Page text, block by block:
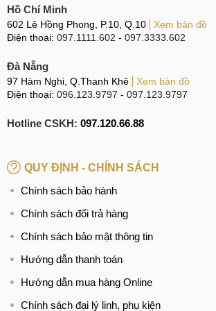
B1:Tiếp nhận
Nhân viên cửa hàng đón khách, tiếp nhận
nghe tình trạng hư hỏng mà khách hàng
Kỹ thuật viên kiểm tra cụ thể máy để xác
thông tin. Khi nhận được sự đồng ý từ
viên sẽ tiến hành thay, sửa camera
Báo giá dịch vụ
Hồ Chí Minh
602 Lê Hồng Phong, P.10, Q.10
Xem bản đồ
Điện thoại: 097.1111.602 - 097.3333.602
Đà Nẵng
97 Hàm Nghi, Q.Thanh Khê
Xem bản đồ
Điện thoại: 096.123.9797 - 097.123.9797
Hotline CSKH: 097.120.66.88
QUY ĐỊNH - CHÍNH SÁCH
Chính sách bảo hành
Chính sách đổi trả hàng
Chính sách bảo mật thông tin
Hướng dẫn thanh toán
Hướng dẫn mua hàng Online
Chính sách đại lý linh, phụ kiện